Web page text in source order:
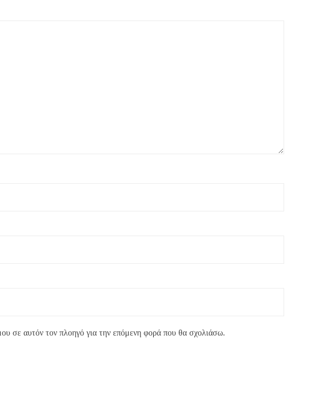
σε αυτόν τον πλοηγό για την επόμενη φορά που θα σχολιάσω.